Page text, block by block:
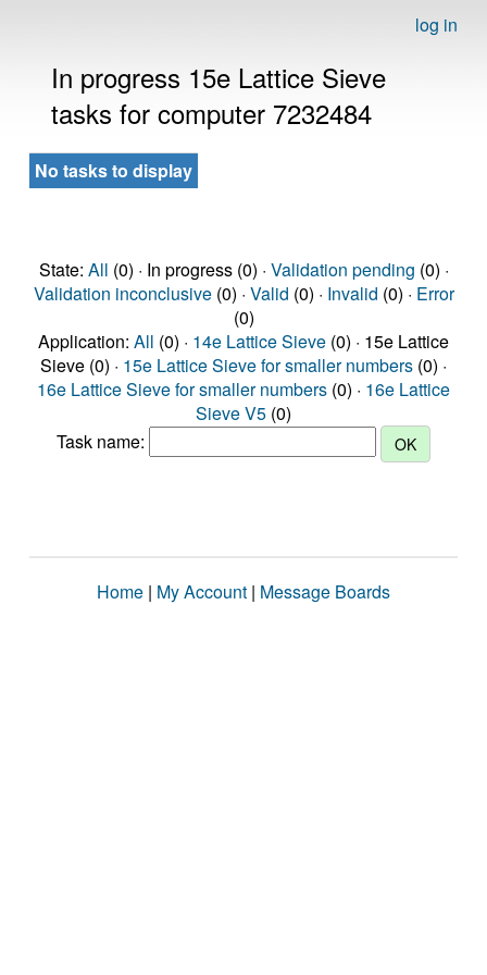
log in
In progress 15e Lattice Sieve
tasks for computer 7232484
No tasks to display
State: All (0) · In progress (0) · Validation pending (0) ·
Validation inconclusive(0) · Valid (0) · Invalid (0) · Error
(0)
Application: All (0) · 14e Lattice Sieve (0) · 15e Lattice
Sieve (0) · 15e Lattice Sieve for smaller numbers (0) ·
16e Lattice Sieve for smaller numbers (0) · 16e Lattice
Sieve V5 (0)
Task name:
Home | My Account | Message Boards